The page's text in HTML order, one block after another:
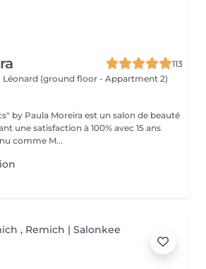
113
Léonard (ground floor - Appartment 2)
by Paula Moreira est un salon de beauté
une satisfaction à 100% avec 15 ans
Reconnu comme M...